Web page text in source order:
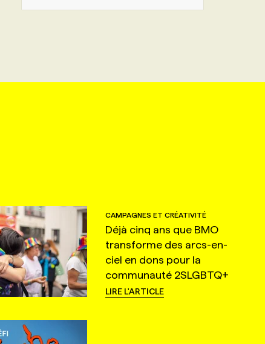
CAMPAGNES ET CRÉATIVITÉ
Déjà cinq ans que BMO
transforme des arcs-en-
ciel en dons pour la
communauté 2SLGBTQ+
LIRE L'ARTICLE